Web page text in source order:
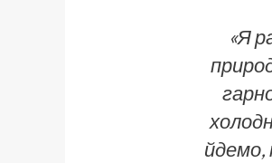
«Я
йдемо,